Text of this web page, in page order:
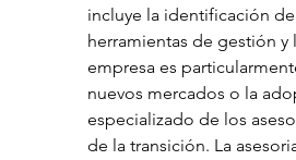
incluye la identificación
herramientas de gestión
empresa es
nuevos mercados o la
especializado de los
de la transición. La